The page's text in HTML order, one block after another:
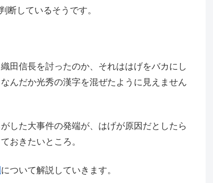
断しているそうです。
田信長を討ったのか、それははげをバカにし
んだか光秀の漢字を混ぜたように見えません
した大事件の発端が、はげが原因だとしたら
おきたいところ。
について解説していきます。